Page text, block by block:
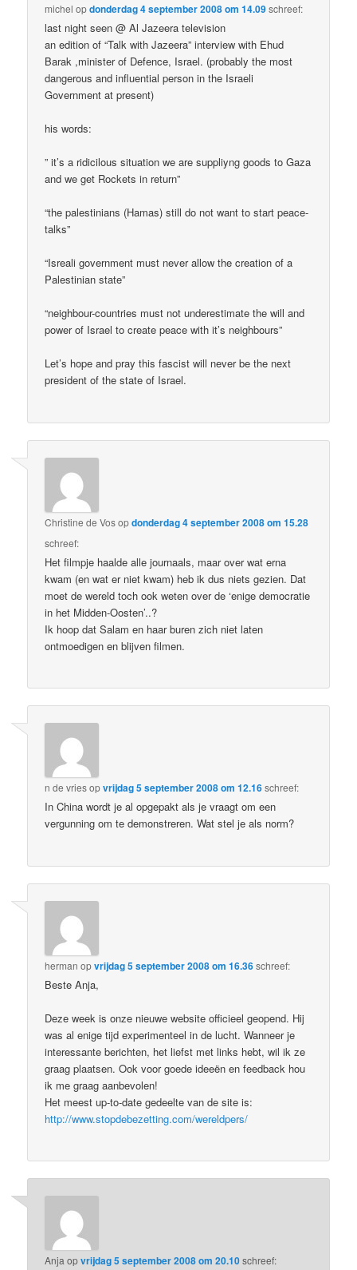
michel opdonderdag 4 september 2008 om 14.09schreef:
last night seen @ Al Jazeera television
an edition of “Talk with Jazeera” interview with Ehud
Barak ,minister of Defence, Israel. (probably the most
dangerous and influential person in the Israeli
Government at present)
his words:
” it’s a ridicilous situation we are suppliyng goods to Gaza
and we get Rockets in return”
“the palestinians (Hamas) still do not want to start peace-
talks”
“Isreali government must never allow the creation of a
Palestinian state”
“neighbour-countries must not underestimate the will and
power of Israel to create peace with it’s neighbours”
Let’s hope and pray this fascist will never be the next
president of the state of Israel.
Christine de Vosopdonderdag 4 september 2008 om 15.28
schreef:
Het filmpje haalde alle journaals, maar over wat erna
kwam (en wat er niet kwam) heb ik dus niets gezien. Dat
moet de wereld toch ook weten over de ‘enige democratie
in het Midden-Oosten’..?
Ik hoop dat Salam en haar buren zich niet laten
ontmoedigen en blijven filmen.
n de vriesopvrijdag 5 september 2008 om 12.16schreef:
In China wordt je al opgepakt als je vraagt om een
vergunning om te demonstreren. Wat stel je als norm?
herman opvrijdag 5 september 2008 om 16.36schreef:
Beste Anja,
Deze week is onze nieuwe website officieel geopend. Hij
was al enige tijd experimenteel in de lucht. Wanneer je
interessante berichten, het liefst met links hebt, wil ik ze
graag plaatsen. Ook voor goede ideeën en feedback hou
ik me graag aanbevolen!
Het meest up-to-date gedeelte van de site is:
http://www.stopdebezetting.com/wereldpers/
Anja opvrijdag 5 september 2008 om 20.10schreef: